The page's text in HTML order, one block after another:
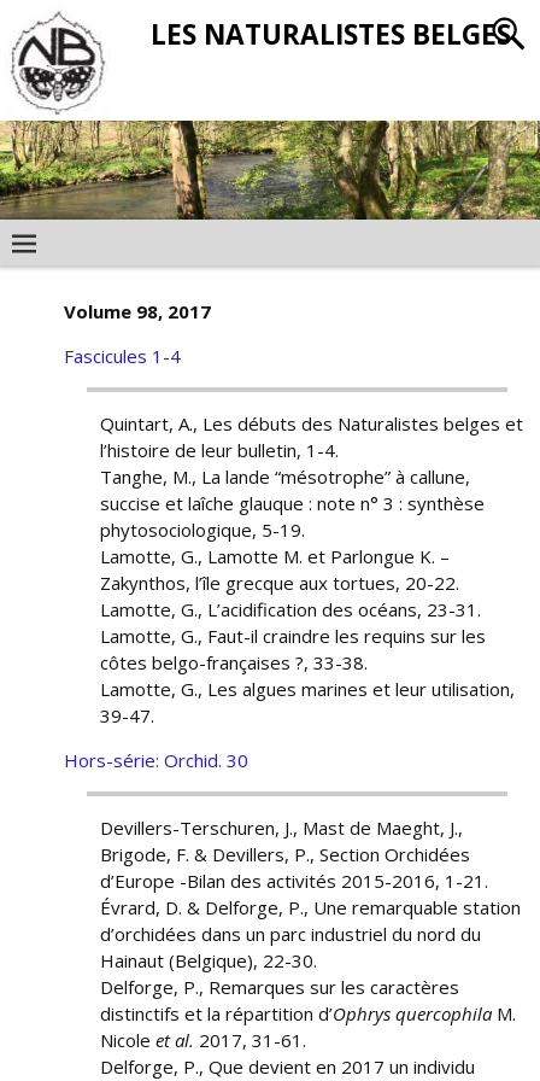
LES NATURALISTES BELGES
Volume 98, 2017
Fascicules 1-4
Quintart, A., Les débuts des Naturalistes belges et
l’histoire de leur bulletin, 1-4.
Tanghe, M., La lande “mésotrophe” à callune,
succise et laîche glauque : note n° 3 : synthèse
phytosociologique, 5-19.
Lamotte, G., Lamotte M. et Parlongue K. –
Zakynthos, l’île grecque aux tortues, 20-22.
Lamotte, G., L’acidification des océans, 23-31.
Lamotte, G., Faut-il craindre les requins sur les
côtes belgo-françaises ?, 33-38.
Lamotte, G., Les algues marines et leur utilisation,
39-47.
Hors-série: Orchid. 30
Devillers-Terschuren, J., Mast de Maeght, J.,
Brigode, F. & Devillers, P., Section Orchidées
d’Europe -Bilan des activités 2015-2016, 1-21.
Évrard, D. & Delforge, P., Une remarquable station
d’orchidées dans un parc industriel du nord du
Hainaut (Belgique), 22-30.
Delforge, P., Remarques sur les caractères
distinctifs et la répartition d’Ophrys quercophilaM.
Nicole et al. 2017, 31-61.
Delforge, P., Que devient en 2017 un individu